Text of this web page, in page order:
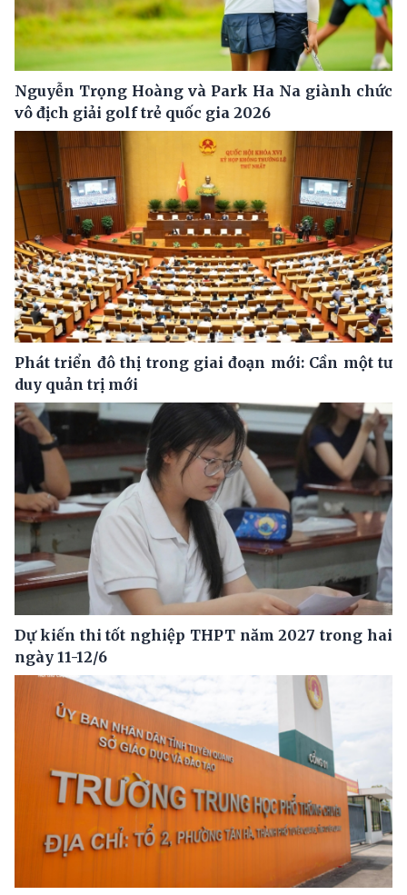
Nguyễn Trọng Hoàng và Park Ha Na giành chức
vô địch giải golf trẻ quốc gia 2026
Phát triển đô thị trong giai đoạn mới: Cần một tư
duy quản trị mới
Dự kiến thi tốt nghiệp THPT năm 2027 trong hai
ngày 11-12/6